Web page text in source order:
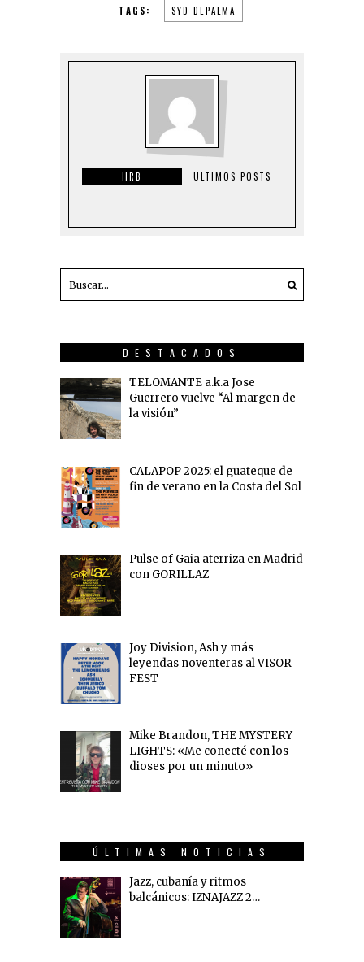
TAGS: SYD DEPALMA
HRB ULTIMOS POSTS
DESTACADOS
TELOMANTE a.k.a Jose
Guerrero vuelve “Al margen de
la visión”
CALAPOP 2025: el guateque de
fin de verano en la Costa del Sol
Pulse of Gaia aterriza en Madrid
con GORILLAZ
Joy Division, Ash y más
leyendas noventeras al VISOR
FEST
Mike Brandon, THE MYSTERY
LIGHTS: «Me conecté con los
dioses por un minuto»
ÚLTIMAS NOTICIAS
Jazz, cubanía y ritmos
balcánicos: IZNAJAZZ 2…